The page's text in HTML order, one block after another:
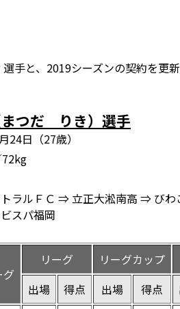
手と、2019シーズンの契約を更
つだ りき）選手
24日（27歳）
ラルＦＣ ⇒ 立正大淞南高 ⇒ び
スパ福岡
グ
リーグ リーグカップ
出場
得点 出場 得点